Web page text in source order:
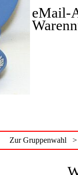
eMail-
Zur Gruppenwahl >